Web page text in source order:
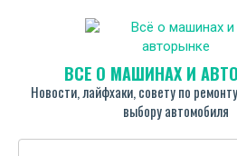
ВСЁ О МАШИНАХ И
Новости, лайфхаки, совету по
выбору автомобиля
Поиск: